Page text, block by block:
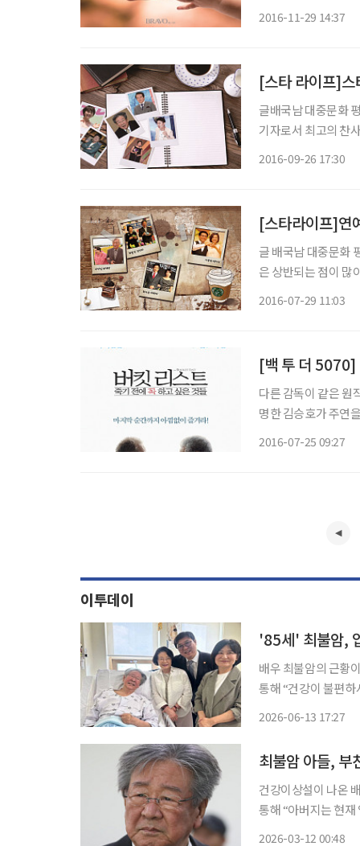
2016-11-29 14:37
[스타 라이프]스
글배국남 대중문화 평론가
기자로서 최고의 찬
2016-09-26 17:30
[스타라이프]연
글 배국남 대중문화 평론가
은 상반되는 점이 많
2016-07-29 11:03
[백 투 더 5070]
다른 감독이 같은 원
명한 김승호가 주연
2016-07-25 09:27
이투데이
'85세' 최불암,
배우 최불암의 근황이 전해졌다. 13일 최휘영 문화체육관
통해 “건강이 불편하
2026-06-13 17:27
최불암 아들,
건강이상설이 나온 배우 최불암
통해 “아버지는 현
2026-03-12 00:48